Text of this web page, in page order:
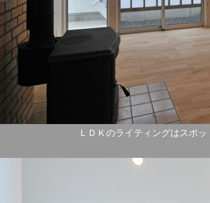
ＬＤＫのライティングはスポ